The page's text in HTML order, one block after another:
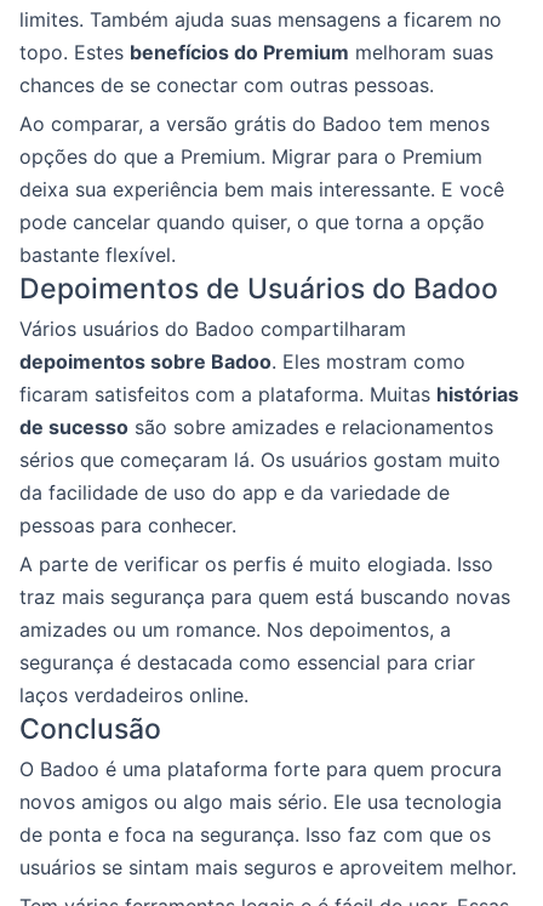
limites. Também ajuda suas mensagens a ficarem no
topo. Estes benefícios do Premium melhoram suas
chances de se conectar com outras pessoas.
Ao comparar, a versão grátis do Badoo tem menos
opções do que a Premium. Migrar para o Premium
deixa sua experiência bem mais interessante. E você
pode cancelar quando quiser, o que torna a opção
bastante flexível.
Depoimentos de Usuários do Badoo
Vários usuários do Badoo compartilharam
depoimentos sobre Badoo. Eles mostram como
ficaram satisfeitos com a plataforma. Muitas histórias
de sucesso são sobre amizades e relacionamentos
sérios que começaram lá. Os usuários gostam muito
da facilidade de uso do app e da variedade de
pessoas para conhecer.
A parte de verificar os perfis é muito elogiada. Isso
traz mais segurança para quem está buscando novas
amizades ou um romance. Nos depoimentos, a
segurança é destacada como essencial para criar
laços verdadeiros online.
Conclusão
O Badoo é uma plataforma forte para quem procura
novos amigos ou algo mais sério. Ele usa tecnologia
de ponta e foca na segurança. Isso faz com que os
usuários se sintam mais seguros e aproveitem melhor.